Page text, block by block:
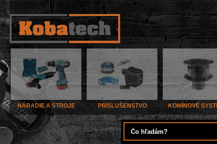
NÁRADIE A STROJE PRÍSLUŠENSTVO KOMÍNOVÉ